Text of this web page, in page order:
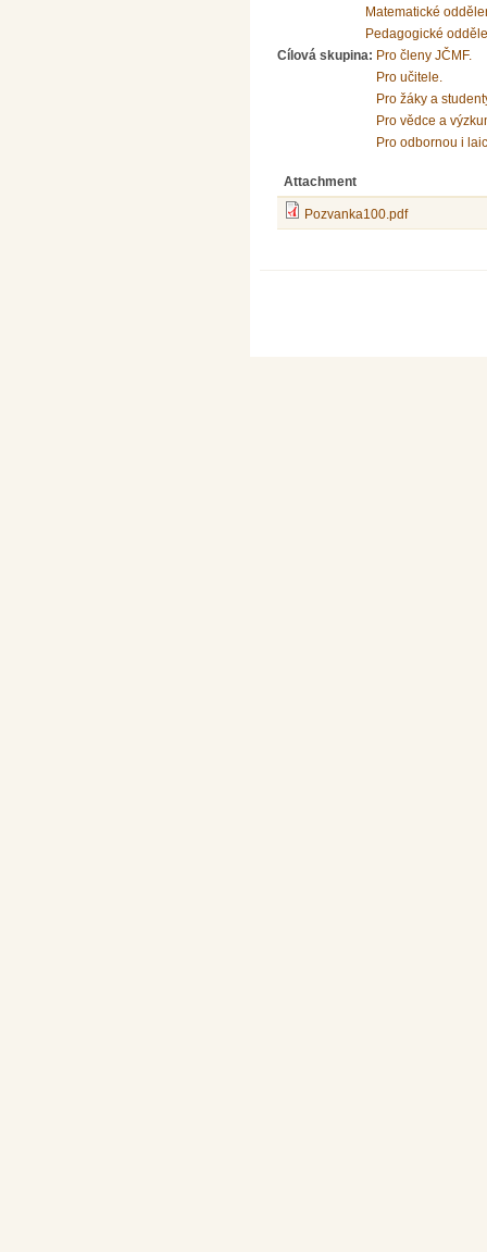
Matematické
Pedagogické
Cílová skupina: Pro členy JČMF.
Pro učitele.
Pro žáky a
Pro vědce a
Pro odbornou i
Attachment
Pozvanka100.pdf